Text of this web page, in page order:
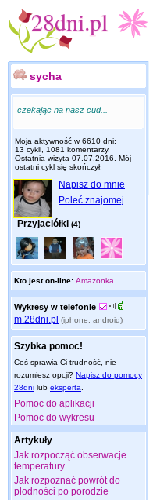
sycha
czekając na nasz cud...
Moja aktywność w 6610 dni:
13 cykli, 1081 komentarzy.
Ostatnia wizyta 07.07.2016 . Mój
ostatni cykl się skończył.
Napisz do mnie
Poleć znajomej
Przyjaciółki (4)
Kto jest on-line: Amazonka
Wykresy w telefonie
m.28dni.pl (iphone, android)
Szybka pomoc!
Coś sprawia Ci trudność, nie
rozumiesz opcji? Napisz do pomocy
28dni lub eksperta
Pomoc do aplikacji
Pomoc do wykresu
Artykuły
Jak rozpocząć obserwacje
temperatury
Jak rozpoznać powrót do
płodności po porodzie